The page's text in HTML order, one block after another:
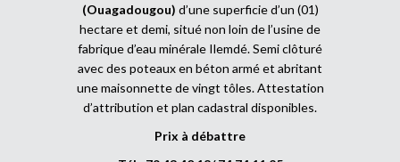
(Ouagadougou) d’une superficie d’un (01)
hectare et demi, situé non loin de l’usine de
fabrique d’eau minérale Ilemdé. Semi clôturé
avec des poteaux en béton armé et abritant
une maisonnette de vingt tôles. Attestation
d’attribution et plan cadastral disponibles.
Prix à débattre